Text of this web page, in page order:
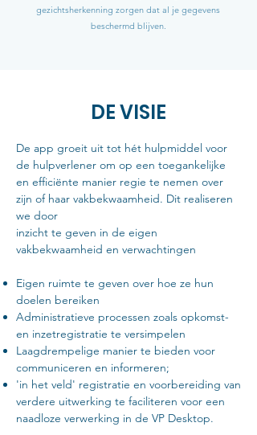
gezichtsherkenning zorgen dat al je gegevens
beschermd blijven.
DE VISIE
De app groeit uit tot hét hulpmiddel voor
de hulpverlener om op een toegankelijke
en efficiënte manier regie te nemen over
zijn of haar vakbekwaamheid. Dit realiseren
we door
inzicht te geven in de eigen
vakbekwaamheid en verwachtingen
Eigen ruimte te geven over hoe ze hun
doelen bereiken
Administratieve processen zoals opkomst-
en inzetregistratie te versimpelen
Laagdrempelige manier te bieden voor
communiceren en informeren;
'in het veld' registratie en voorbereiding van
verdere uitwerking te faciliteren voor een
naadloze verwerking in de VP Desktop.